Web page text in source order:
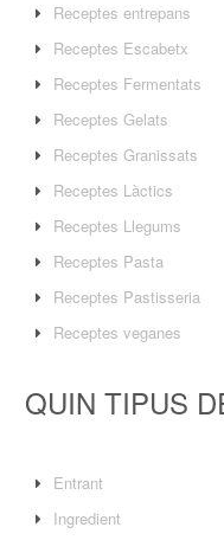
Receptes entrepans
Receptes Escabetx
Receptes Fermentats
Receptes Gelats
Receptes Granissats
Receptes Làctics
Receptes Llegums
Receptes Pasta
Receptes Pastisseria
Receptes veganes
QUIN TIPUS
Entrant
Ingredient